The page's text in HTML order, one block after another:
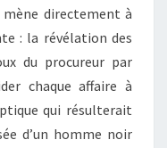
directement à
: la révélation des
du procureur par
chaque affaire à
qui résulterait
d’un homme noir